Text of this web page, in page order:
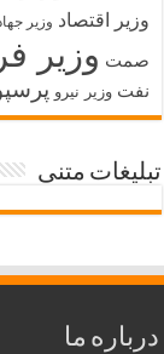
وزیر اقتصاد وزیر
صمت وزیر
نفت وزیر نیرو
تبلیغات متنی
درباره ما